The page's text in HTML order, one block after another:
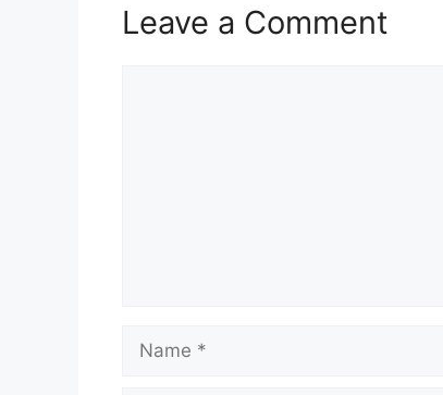
Leave a Comment